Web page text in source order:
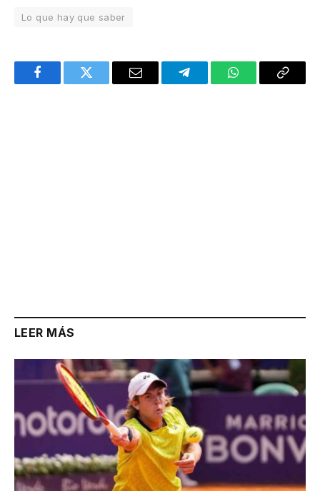
Lo que hay que saber
FacebookTwitter Email TelegramWhatsAppCopy
LEER MÁS